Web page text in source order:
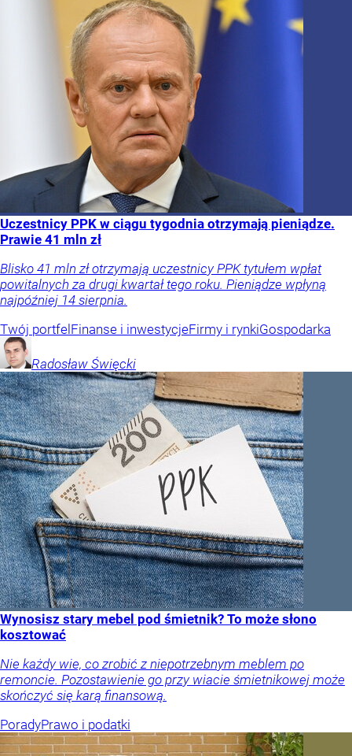
Uczestnicy PPK w ciągu tygodnia otrzymają pieniądze.
Prawie 41 mln zł
Blisko 41 mln zł otrzymają uczestnicy PPK tytułem wpłat
powitalnych za drugi kwartał tego roku. Pieniądze wpłyną
najpóźniej 14 sierpnia.
Twój portfel Finanse i inwestycjeFirmy i rynkiGospodarka
Radosław Święcki
Wynosisz stary mebel pod śmietnik? To może słono
kosztować
Nie każdy wie, co zrobić z niepotrzebnym meblem po
remoncie. Pozostawienie go przy wiacie śmietnikowej może
skończyć się karą finansową.
PoradyPrawo i podatki